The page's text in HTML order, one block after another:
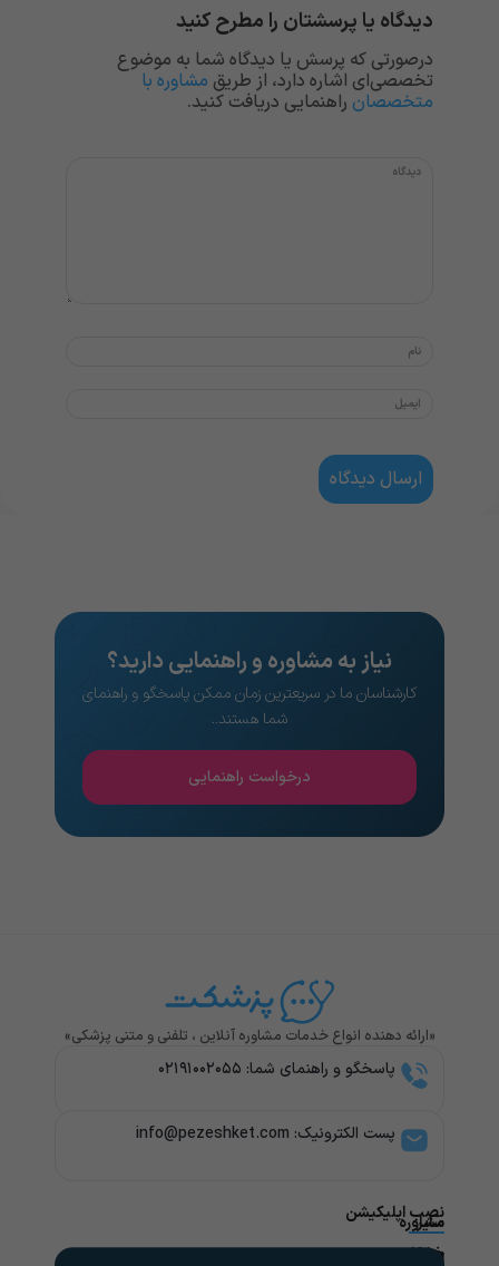
دیدگاه یا پرسشتان را مطرح کنید
درصورتی که پرسش یا دیدگاه شما به موضوع
تخصصی‌ای اشاره دارد، از طریق مشاوره با
متخصصان راهنمایی دریافت کنید.
نیاز به مشاوره و راهنمایی دارید؟
کارشناسان ما در سریعترین زمان ممکن پاسخگو و راهنمای
شما هستند..
درخواست راهنمایی
«ارائه دهنده انواع خدمات مشاوره آنلاین ، تلفنی و متنی پزشکی»
پاسخگو و راهنمای شما: ۰۲۱۹۱۰۰۲۰۵۵
پست الکترونیک: info@pezeshket.com​
مشاوره
پزشکی
سایر
خدمات
نصب اپلیکیشن